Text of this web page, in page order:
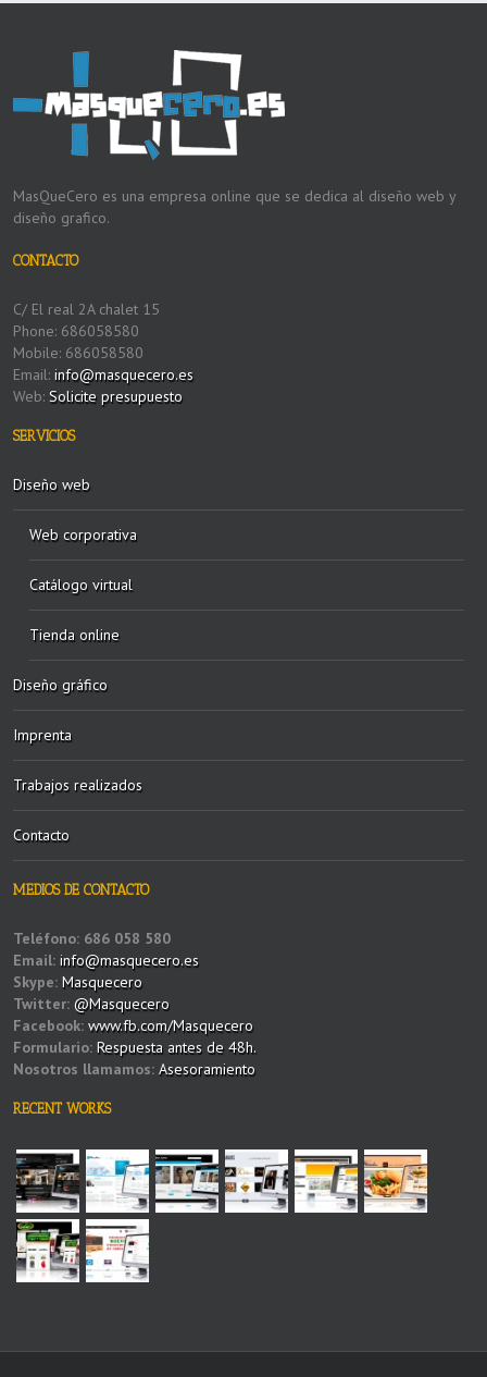
MasQueCero es una empresa online que se dedica al diseño web y
diseño grafico.
CONTACTO
C/ El real 2A chalet 15
Phone: 686058580
Mobile: 686058580
Email: info@masquecero.es
Web: Solicite presupuesto
SERVICIOS
Diseño web
Web corporativa
Catálogo virtual
Tienda online
Diseño gráfico
Imprenta
Trabajos realizados
Contacto
MEDIOS DE CONTACTO
Teléfono: 686 058 580
Email: info@masquecero.es
Skype: Masquecero
Twitter: @Masquecero
Facebook: www.fb.com/Masquecero
Formulario: Respuesta antes de 48h.
Nosotros llamamos: Asesoramiento
RECENT WORKS